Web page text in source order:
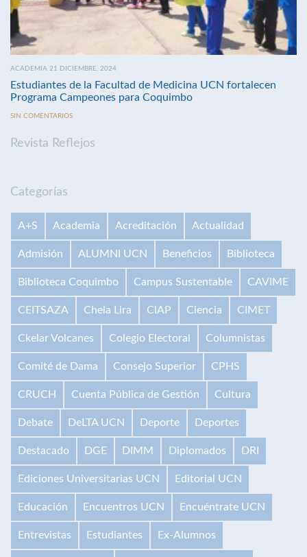
ACADEMIA 21 DICIEMBRE, 2024
Estudiantes de la Facultad de Medicina UCN fortalecen
Programa Campeones para Coquimbo
SIN COMENTARIOS
Revista Reflejos
Categorías
A+S Academia Acreditación Actualidad
Admisión ALUMNI UCN Beneficios Biblioteca
Biblioteca Coquimbo Campus Sustentable CAVIME
CEITSAZA Chela Lira CIAP Ciencia CIMET
Ckelar Volcanes Colegio Electoral Columnistas
Comité de Dama Consejo Superior CPHS
CRUCH Cuenta Pública de Gestión Cultura
Debate DeLTA UCN Deporte Deportes
Destacado DGE DIMM Diplomados DRI
Ediciones Universitarias UCN Editorial UCN
Educación Encuentros UCN Encuéntrate UCN
Entrevistas Estudiantes Ex-Alumnos